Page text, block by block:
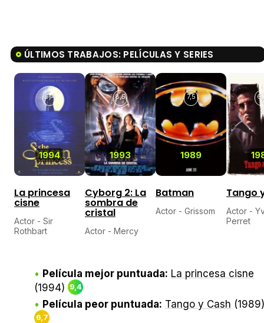
ÚLTIMOS TRABAJOS: PELÍCULAS Y SERIES
1994
9,4
La princesa
cisne
Actor - Sir
Rothbart
1993
8,5
Cyborg 2: La
sombra de
cristal
Actor - Mercy
1989
7,5
Batman
Actor - Grissom
Tango
Actor -
Perret
Película mejor puntuada: La princesa cisne
(1994)
9,4
Película peor puntuada: Tango y Cash (1989)
6,7